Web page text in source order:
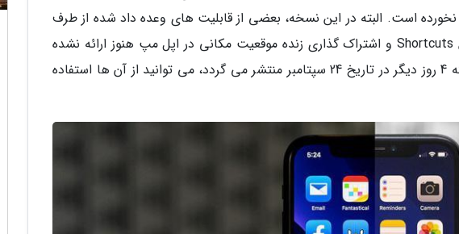
نخورده است. البته در این نسخه، بعضی از قابلیت های وعده داد شده از طرف
اپل مانند بهبودهای اتوماسیون برای اپلیکیشن Shortcuts و اشتراک گذاری زنده موقعیت مکانی در اپل مپ هنوز ارائه نشده
ولی با دریافت نسخه 13.1 این سیستم عامل که 4 روز دیگر در تاریخ 24 سپتامبر منتشر می گردد، می توانید از آن ها استفاده